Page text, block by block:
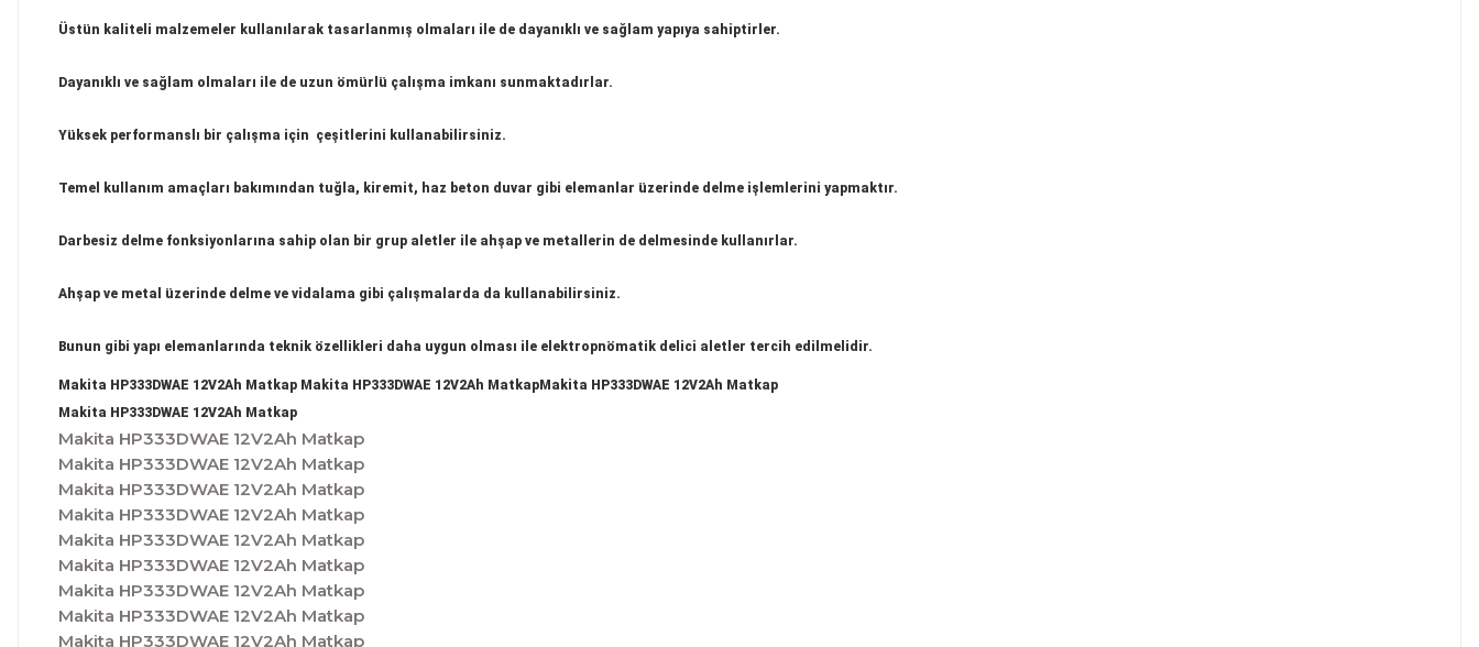
Üstün kaliteli malzemeler kullanılarak tasarlanmış olmaları ile de dayanıklı ve sağlam yapıya sahiptirler.
Dayanıklı ve sağlam olmaları ile de uzun ömürlü çalışma imkanı sunmaktadırlar.
Yüksek performanslı bir çalışma için çeşitlerini kullanabilirsiniz.
Temel kullanım amaçları bakımından tuğla, kiremit, haz beton duvar gibi elemanlar üzerinde delme işlemlerini yapmaktır.
Darbesiz delme fonksiyonlarına sahip olan bir grup aletler ile ahşap ve metallerin de delmesinde kullanırlar.
Ahşap ve metal üzerinde delme ve vidalama gibi çalışmalarda da kullanabilirsiniz.
Bunun gibi yapı elemanlarında teknik özellikleri daha uygun olması ile elektropnömatik delici aletler tercih edilmelidir.
Makita HP333DWAE 12V2Ah Matkap Makita HP333DWAE 12V2Ah MatkapMakita HP333DWAE 12V2Ah Matkap
Makita HP333DWAE 12V2Ah Matkap
Makita HP333DWAE 12V2Ah Matkap
Makita HP333DWAE 12V2Ah Matkap
Makita HP333DWAE 12V2Ah Matkap
Makita HP333DWAE 12V2Ah Matkap
Makita HP333DWAE 12V2Ah Matkap
Makita HP333DWAE 12V2Ah Matkap
Makita HP333DWAE 12V2Ah Matkap
Makita HP333DWAE 12V2Ah Matkap
Makita HP333DWAE 12V2Ah Matkap